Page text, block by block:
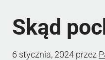
Skąd
6 stycznia, 2024 przez